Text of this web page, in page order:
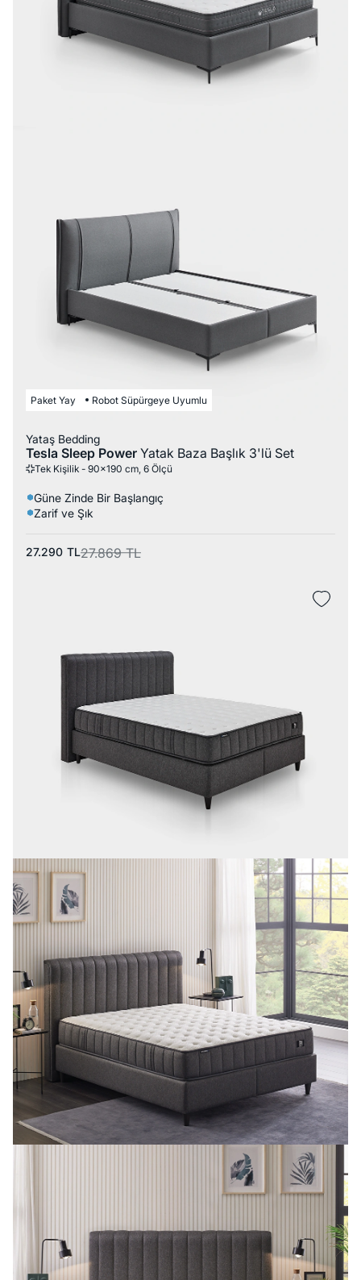
Paket Yay Robot Süpürgeye Uyumlu
Yataş Bedding
Tesla Sleep Power Yatak Baza Başlık 3'lü Set
Tek Kişilik - 90x190 cm, 6 Ölçü
Güne Zinde Bir Başlangıç
Zarif ve Şık
27.869 TL
27.290 TL